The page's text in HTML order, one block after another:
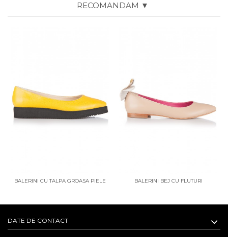
RECOMANDAM ▼
BALERINI CU TALPA GROASA PIELE
BALERINI BEJ CU FLUTURI
DATE DE CONTACT